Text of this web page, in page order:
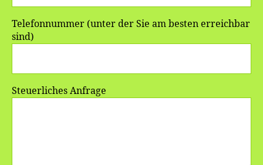
Telefonnummer (unter der Sie am besten erreichbar
sind)
Steuerliches Anfrage